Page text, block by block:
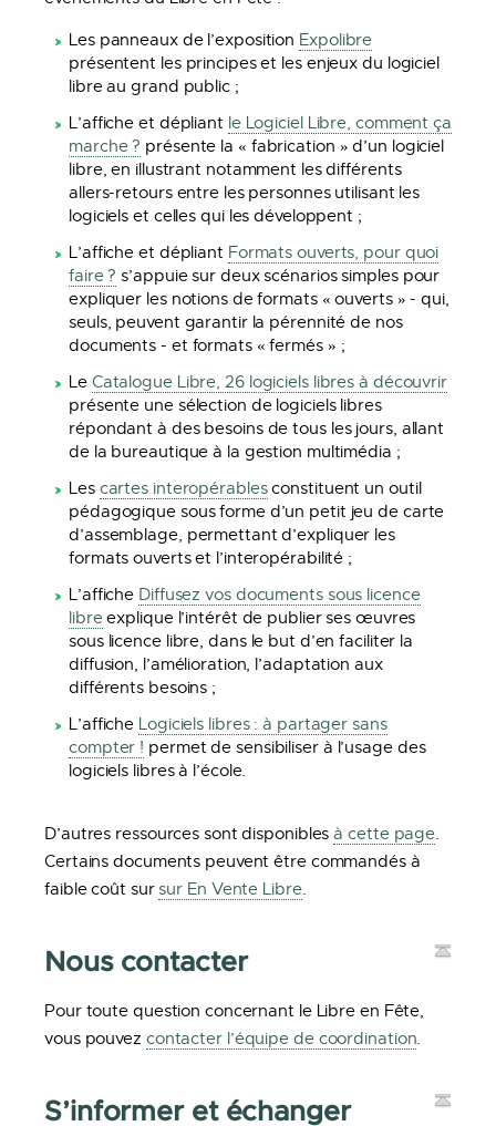
Les panneaux de l’exposition Expolibre
présentent les principes et les enjeux du logiciel
libre au grand public ;
L’affiche et dépliant le Logiciel Libre, comment ça
marche ? présente la « fabrication » d’un logiciel
libre, en illustrant notamment les différents
allers-retours entre les personnes utilisant les
logiciels et celles qui les développent ;
L’affiche et dépliant Formats ouverts, pour quoi
faire ? s’appuie sur deux scénarios simples pour
expliquer les notions de formats « ouverts » - qui,
seuls, peuvent garantir la pérennité de nos
documents - et formats « fermés » ;
Le Catalogue Libre, 26 logiciels libres à découvrir
présente une sélection de logiciels libres
répondant à des besoins de tous les jours, allant
de la bureautique à la gestion multimédia ;
Les cartes interopérablesconstituent un outil
pédagogique sous forme d’un petit jeu de carte
d’assemblage, permettant d’expliquer les
formats ouverts et l’interopérabilité ;
L’affiche Diffusez vos documents sous licence
libreexplique l’intérêt de publier ses œuvres
sous licence libre, dans le but d’en faciliter la
diffusion, l’amélioration, l’adaptation aux
différents besoins ;
L’affiche Logiciels libres : à partager sans
compter ! permet de sensibiliser à l’usage des
logiciels libres à l’école.
D’autres ressources sont disponiblesà cette page.
Certains documents peuvent être commandés à
faible coût sur sur En Vente Libre.
Nous contacter
Pour toute question concernant le Libre en Fête,
vous pouvez contacter l’équipe de coordination.
S’informer et échanger